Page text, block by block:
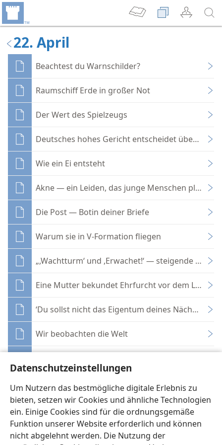
Datenschutzeinstellungen
Um Nutzern das bestmögliche digitale Erlebnis zu
bieten, setzen wir Cookies und ähnliche Technologien
ein. Einige Cookies sind für die ordnungsgemäße
Funktion unserer Website erforderlich und können
nicht abgelehnt werden. Die Nutzung der
22. April
Beachtest du Warnschilder?
Raumschiff Erde in großer Not
Der Wert des Spielzeugs
Deutsches hohes Gericht entscheidet über
Wie ein Ei entsteht
Akne — ein Leiden, das junge Menschen plagt
Die Post — Botin deiner Briefe
Warum sie in V-Formation fliegen
„,Wachtturm‘ und ,Erwachet!‘ — steigende
Eine Mutter bekundet Ehrfurcht vor dem Leben
‘Du sollst nicht das Eigentum deines Nächsten
Wir beobachten die Welt
14mal um den Erdball!